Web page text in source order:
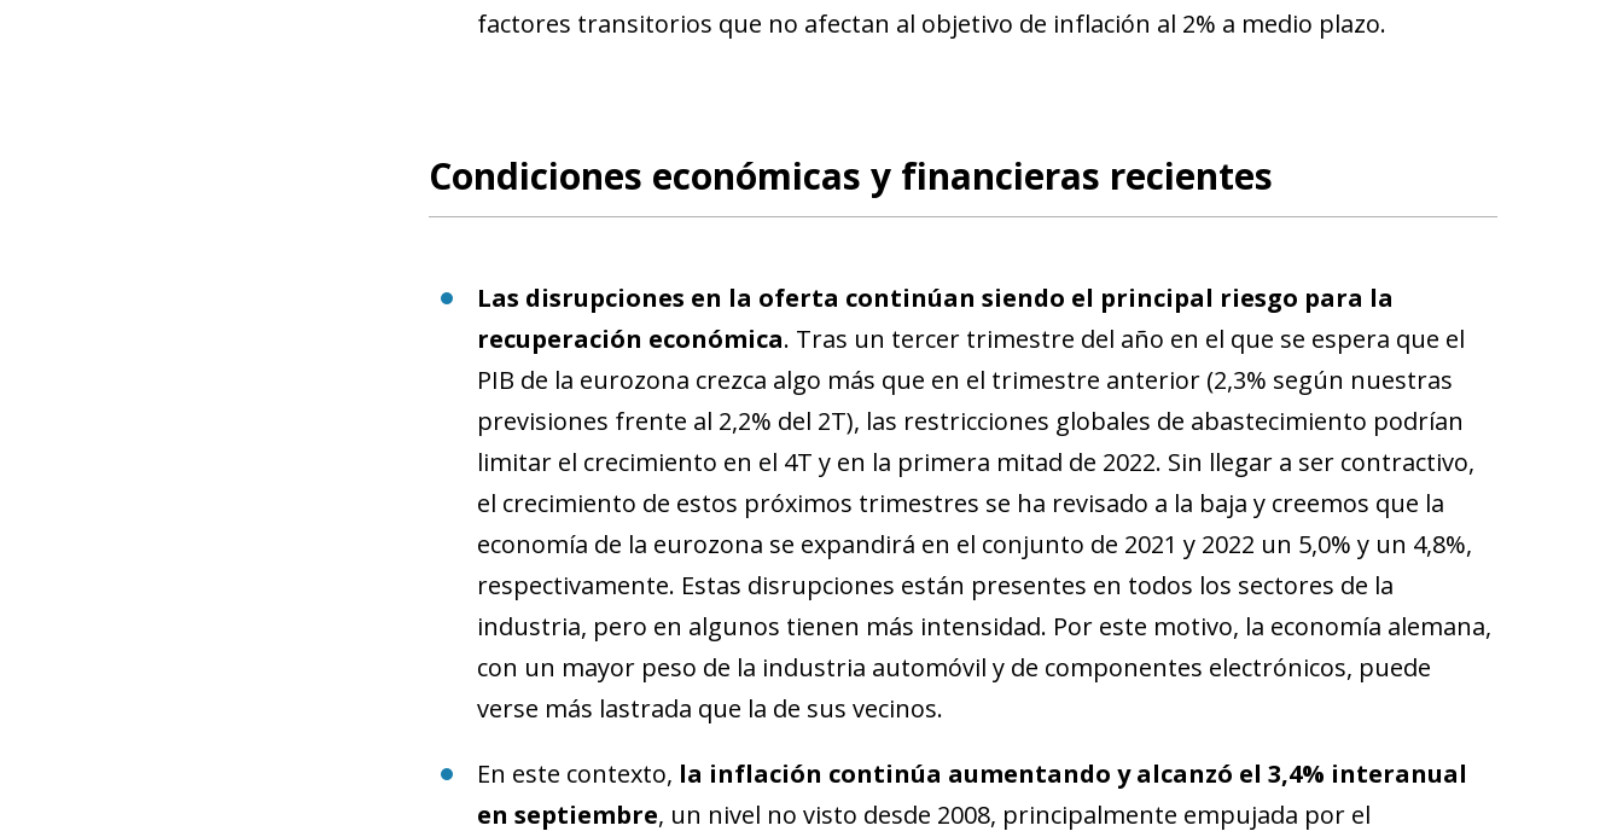
factores transitorios que no afectan al objetivo de inflación al 2% a medio plazo.
Condiciones económicas y financieras recientes
Las disrupciones en la oferta continúan siendo el principal riesgo para la
recuperación económica. Tras un tercer trimestre del año en el que se espera que el
PIB de la eurozona crezca algo más que en el trimestre anterior (2,3% según nuestras
previsiones frente al 2,2% del 2T), las restricciones globales de abastecimiento podrían
limitar el crecimiento en el 4T y en la primera mitad de 2022. Sin llegar a ser contractivo,
el crecimiento de estos próximos trimestres se ha revisado a la baja y creemos que la
economía de la eurozona se expandirá en el conjunto de 2021 y 2022 un 5,0% y un 4,8%,
respectivamente. Estas disrupciones están presentes en todos los sectores de la
industria, pero en algunos tienen más intensidad. Por este motivo, la economía alemana,
con un mayor peso de la industria automóvil y de componentes electrónicos, puede
verse más lastrada que la de sus vecinos.
En este contexto, la inflación continúa aumentando y alcanzó el 3,4% interanual
en septiembre, un nivel no visto desde 2008, principalmente empujada por el